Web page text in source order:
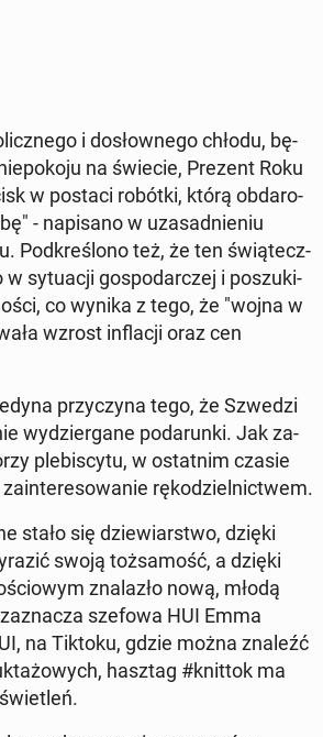
i do­słow­ne­go chłodu, bę­
na świecie, Prezent Roku
w postaci robótki, którą ob­da­ro­
- na­pi­sa­no w uza­sad­nie­niu
Pod­kre­ślo­no też, że ten świą­tecz­
w sy­tu­acji go­spo­dar­czej i po­szu­ki­
co wynika z tego, że "wojna w
wzrost in­fla­cji oraz cen
przy­czy­na tego, że Szwedzi
wy­dzier­ga­ne po­da­run­ki. Jak za­
ple­bi­scy­tu, w ostat­nim czasie
za­in­te­re­so­wa­nie rę­ko­dziel­nic­twem.
stało się dzie­wiar­stwo, dzięki
swoją toż­sa­mość, a dzięki
zna­la­zło nową, młodą
szefowa HUI Emma
na Tiktoku, gdzie można znaleźć
hasztag #knittok ma